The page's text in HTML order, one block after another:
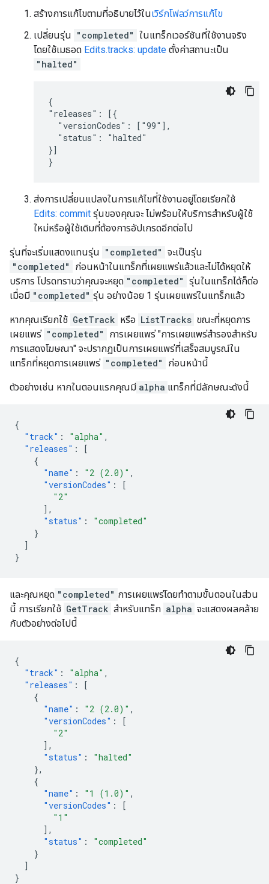
สร้างการแก้ไขตามที่อธิบายไว้ในเวิร์กโฟลว์การแก้ไข
เปลี่ยนรุ่น "completed" ในแทร็กเวอร์ชันที่ใช้งานจริง
โดยใช้เมธอด Edits.tracks: update ตั้งค่าสถานะเป็น
"halted"
{
"releases": [{
  "versionCodes": ["99"],
  "status": "halted"
}]
}
ส่งการเปลี่ยนแปลงในการแก้ไขที่ใช้งานอยู่โดยเรียกใช้
Edits: commit รุ่นของคุณจะ ไม่พร้อมให้บริการสำหรับผู้ใช้
ใหม่หรือผู้ใช้เดิมที่ต้องการอัปเกรดอีกต่อไป
รุ่นที่จะเริ่มแสดงแทนรุ่น "completed" จะเป็นรุ่น
"completed"
ก่อนหน้าในแทร็กที่เผยแพร่แล้วและไม่ได้หยุดให้
บริการ โปรดทราบว่าคุณจะหยุด "completed" รุ่นในแทร็กได้ก็ต่อ
เมื่อมี "completed" รุ่น อย่างน้อย 1 รุ่นเผยแพร่ในแทร็กแล้ว
หากคุณเรียกใช้ GetTrack หรือ ListTracks ขณะที่หยุดการ
เผยแพร่ "completed"
การเผยแพร่ "การเผยแพร่สำรองสำหรับ
การแสดงโฆษณา" จะปรากฏเป็นการเผยแพร่ที่เสร็จสมบูรณ์ใน
แทร็กที่หยุดการเผยแพร่ "completed" ก่อนหน้านี้
ตัวอย่างเช่น หากในตอนแรกคุณมี alpha แทร็กที่มีลักษณะดังนี้
{
"track" : "alpha" ,
"releases" :
[
{
"name" : "2 (2.0)" ,
"versionCodes" :
[
"2"
],
"status" :
"completed"
}
]
}
และคุณหยุด "completed" การเผยแพร่โดยทำตามขั้นตอนในส่วน
นี้ การเรียกใช้ GetTrack สำหรับแทร็ก alpha จะแสดงผลคล้าย
กับตัวอย่างต่อไปนี้
{
"track" : "alpha" ,
"releases" :
[
{
"name" : "2 (2.0)" ,
"versionCodes" :
[
"2"
],
"status" :
"halted"
},
{
"name" : "1 (1.0)" ,
"versionCodes" :
[
"1"
],
"status" :
"completed"
}
]
}